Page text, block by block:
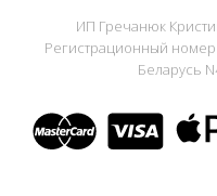
ИП Гречанюк
Регистрационный
Беларусь